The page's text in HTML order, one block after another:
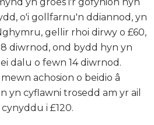
o'i gollfarnu'n ddiannod, yn
gellir rhoi dirwy o £60,
diwrnod, ond bydd hyn yn
dalu o fewn 14 diwrnod.
achosion o beidio â
yn cyflawni trosedd am yr ail
i £120.